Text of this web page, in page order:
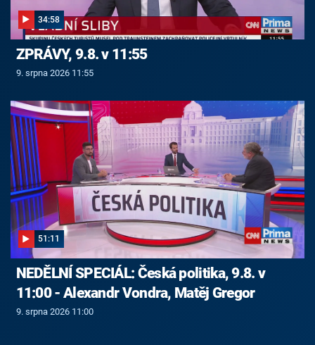
34:58
ZPRÁVY, 9.8. v 11:55
9. srpna 2026 11:55
51:11
NEDĚLNÍ SPECIÁL: Česká politika, 9.8. v
11:00 - Alexandr Vondra, Matěj Gregor
9. srpna 2026 11:00